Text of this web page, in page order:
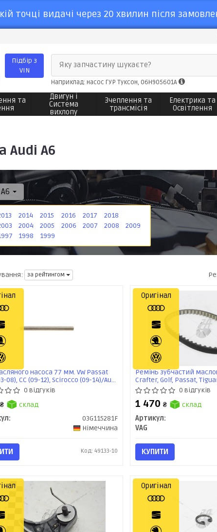
точці видачі через 20 хвилин після
Підбір з
VIN
Яку запчастину шукаєте?
Наприклад: насос ГУР Туксон, 06H905601A
та
Двигун і
Система
вихлопу
Зчеплення та
трансмісія
Електрика та
Освітлення
Audi A6
2014 2015 2016 2017
2018
2004 2005 2006 2007 2008
2009
1998 1999
A6
за рейтингом
насоса 77 мм. VW Passat
08), СС (09-12), Scirocco (09-14)/Audi
Superb (08-13) (03G115281F) VAG
0 відгуків
₴
склад
03G115281F
Німеччина
Код: 49133-10
Ремінь зубчастий
Crafter, Golf, Passat,
(15-)/Audi/Skoda/Seat
0 відгуків
1 470₴
склад
Артикул:
VAG
КУПИТИ
Оригінал
Оригінал